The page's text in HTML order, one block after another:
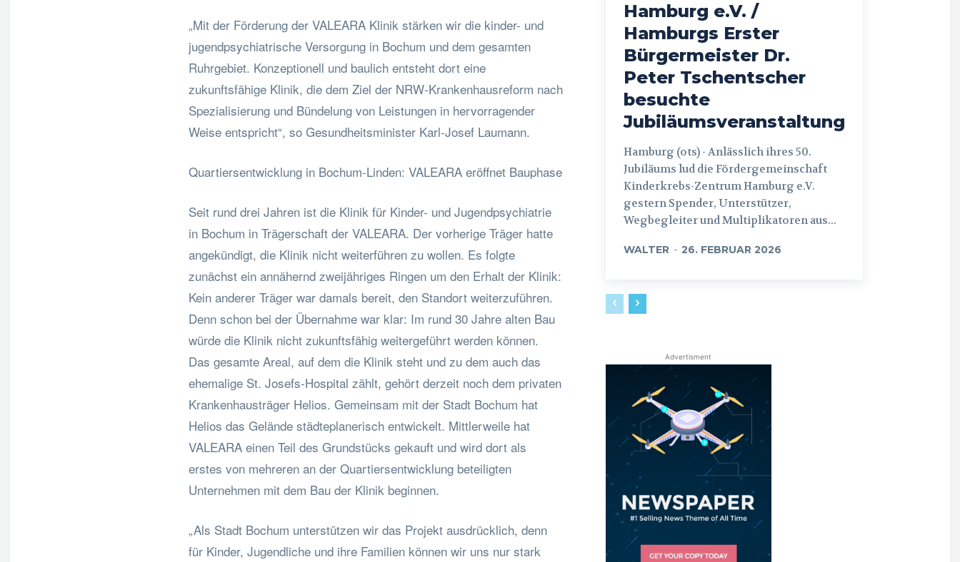
„Mit der Förderung der VALEARA Klinik stärken wir die kinder- und
jugendpsychiatrische Versorgung in Bochum und dem gesamten
Ruhrgebiet. Konzeptionell und baulich entsteht dort eine
zukunftsfähige Klinik, die dem Ziel der NRW-Krankenhausreform nach
Spezialisierung und Bündelung von Leistungen in hervorragender
Weise entspricht“, so Gesundheitsminister Karl-Josef Laumann.
Quartiersentwicklung in Bochum-Linden: VALEARA eröffnet Bauphase
Seit rund drei Jahren ist die Klinik für Kinder- und Jugendpsychiatrie
in Bochum in Trägerschaft der VALEARA. Der vorherige Träger hatte
angekündigt, die Klinik nicht weiterführen zu wollen. Es folgte
zunächst ein annähernd zweijähriges Ringen um den Erhalt der Klinik:
Kein anderer Träger war damals bereit, den Standort weiterzuführen.
Denn schon bei der Übernahme war klar: Im rund 30 Jahre alten Bau
würde die Klinik nicht zukunftsfähig weitergeführt werden können.
Das gesamte Areal, auf dem die Klinik steht und zu dem auch das
ehemalige St. Josefs-Hospital zählt, gehört derzeit noch dem privaten
Krankenhausträger Helios. Gemeinsam mit der Stadt Bochum hat
Helios das Gelände städteplanerisch entwickelt. Mittlerweile hat
VALEARA einen Teil des Grundstücks gekauft und wird dort als
erstes von mehreren an der Quartiersentwicklung beteiligten
Unternehmen mit dem Bau der Klinik beginnen.
„Als Stadt Bochum unterstützen wir das Projekt ausdrücklich, denn
für Kinder, Jugendliche und ihre Familien können wir uns nur stark
Hamburg e.V. /
Hamburgs Erster
Bürgermeister Dr.
Peter Tschentscher
besuchte
Jubiläumsveranstaltung
Hamburg (ots) - Anlässlich ihres 50.
Jubiläums lud die Fördergemeinschaft
Kinderkrebs-Zentrum Hamburg e.V.
gestern Spender, Unterstützer,
Wegbegleiter und Multiplikatoren aus...
WALTER - 26. FEBRUAR 2026
Advertisment